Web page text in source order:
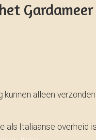
alleen
als Italiaanse overheid